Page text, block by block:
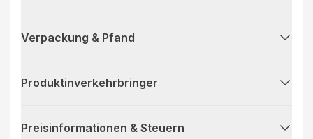
Verpackung & Pfand
Produktinverkehrbringer
Preisinformationen & Steuern